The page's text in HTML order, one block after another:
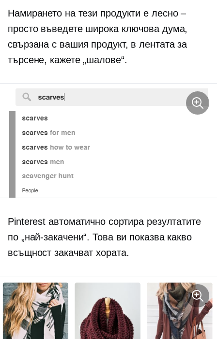
Намирането на тези продукти е лесно –
просто въведете широка ключова дума,
свързана с вашия продукт, в лентата за
търсене, кажете „шалове“.
Pinterest автоматично сортира резултатите
по „най-закачени“. Това ви показва какво
всъщност закачват хората.